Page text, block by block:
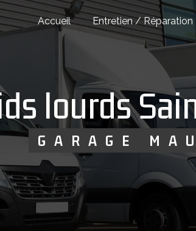
Accueil Entretien / Réparation
lourds
GARAGE